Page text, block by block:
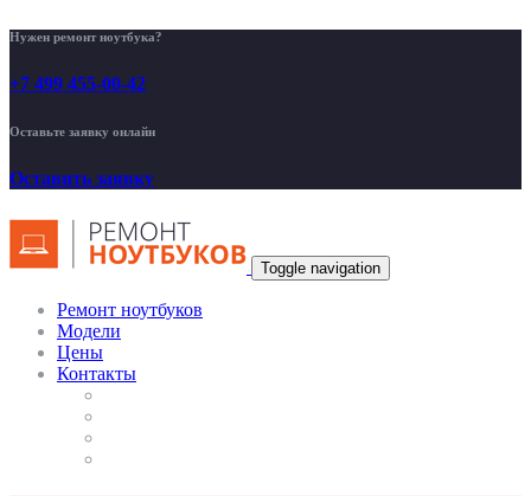
Нужен ремонт ноутбука?
+7 499 455-00-42
Оставьте заявку онлайн
Оставить заявку
Toggle navigation
Ремонт ноутбуков
Модели
Цены
Контакты